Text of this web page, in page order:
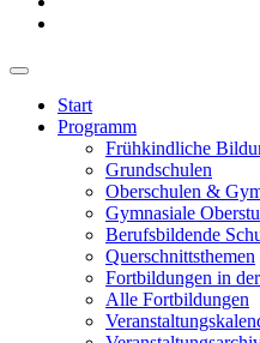
Start
Programm
Frühkindliche
Grundschulen
Oberschulen &
Gymnasiale
Berufsbildende
Querschnittsthemen
Fortbildungen in
Alle Fortbildungen